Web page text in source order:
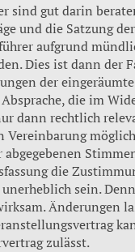
sind gut darin
und die Satzung
aufgrund
Dies ist dann der
der
die im
dann rechtlich
abgegebenen
die
sein.
Änderungen
zu­lässt.